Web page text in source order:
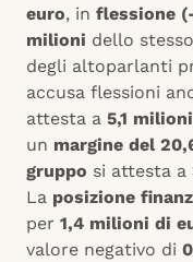
euro, in flessione
milioni dello
degli altoparlanti
accusa flessioni
attesta a 5,1
un margine del
gruppo si attesta a
La posizione
per 1,4 milioni di
valore negativo di